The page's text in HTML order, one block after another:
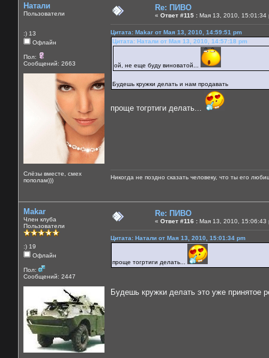
Натали
Пользователи
:) 13
Офлайн
Пол:
Сообщений: 2663
Слёзы вместе, смех
пополам)))
Re: ПИВО
« Ответ #115 : Мая 13, 2010, 15:01:34
Цитата: Makar от Мая 13, 2010, 14:59:51 pm
Цитата: Натали от Мая 13, 2010, 14:57:18 pm
ой, не еще буду виноватой...
Будешь кружки делать и нам продавать
проще тогртиги делать...
Никогда не поздно сказать человеку, что ты его
Makar
Член клуба
Пользователи
:) 19
Офлайн
Пол:
Сообщений: 2447
Re: ПИВО
« Ответ #116 : Мая 13, 2010, 15:06:43
Цитата: Натали от Мая 13, 2010, 15:01:34 pm
проще тогртиги делать...
Будешь кружки делать это уже принятое